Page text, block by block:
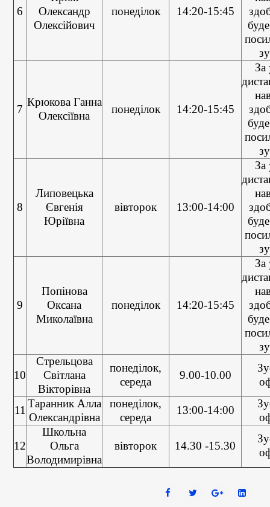
6
Олександр
Олексійович
понеділок 14:20-15:45
7
Крюкова Ганна
Олексіївна
понеділок 14:20-15:45
За
8
Липовецька
Євгенія
Юріївна
вівторок 13:00-14:00
За
9
Попінова
Оксана
Миколаївна
понеділок 14:20-15:45
За
10
Стрельцова
Світлана
Вікторівна
понеділок,
середа
9.00-10.00
11
Таранник Алла
Олександрівна
понеділок,
середа
13:00-14:00
12
Школьна
Ольга
Володимирівна
вівторок 14.30 -15.30